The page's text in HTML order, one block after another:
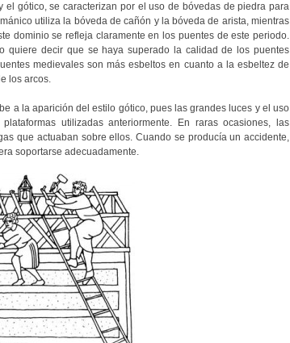
gótico, se caracterizan por el uso de bóvedas de piedra para
utiliza la bóveda de cañón y la bóveda de arista, mientras
dominio se refleja claramente en los puentes de este periodo.
quiere decir que se haya superado la calidad de los puentes
medievales son más esbeltos en cuanto a la esbeltez de
los arcos.
a la aparición del estilo gótico, pues las grandes luces y el uso
utilizadas anteriormente. En raras ocasiones, las
que actuaban sobre ellos. Cuando se producía un accidente,
soportarse adecuadamente.